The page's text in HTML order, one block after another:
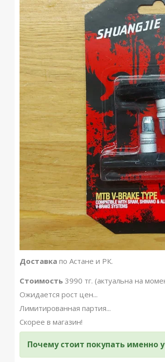
Доставка по Астане и РК.
Стоимость 3990 тг. (актуальна на
Ожидается рост цен...
Лимитированная партия...
Скорее в магазин!
Почему стоит покупать именно у